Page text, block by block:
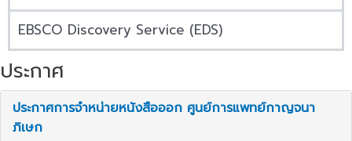
EBSCO Discovery Service (EDS)
ประกาศ
ประกาศการจำหน่ายหนังสือออก ศูนย์การแพทย์กาญจนา
ภิเษก